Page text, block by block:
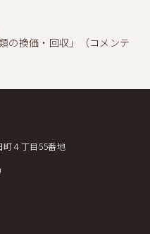
の換価・回収」（コメンテ
町４丁目55番地